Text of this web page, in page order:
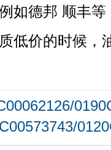
如德邦 顺丰等
低价的时候，